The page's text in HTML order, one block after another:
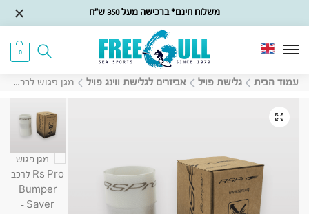
משלוח חינם* ברכישה מעל 350 ש״ח
0
עמוד הבית גלישת פויל אביזרים לגלישת ווינג פויל מגן פגוש לרכב Rs Pro Bumper Saver